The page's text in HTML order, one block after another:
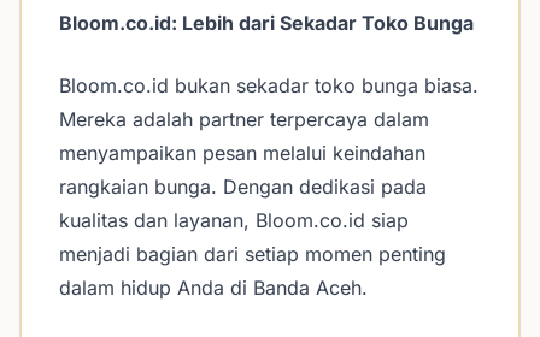
Bloom.co.id: Lebih dari Sekadar Toko Bunga
Bloom.co.id bukan sekadar toko bunga biasa.
Mereka adalah partner terpercaya dalam
menyampaikan pesan melalui keindahan
rangkaian bunga. Dengan dedikasi pada
kualitas dan layanan, Bloom.co.id siap
menjadi bagian dari setiap momen penting
dalam hidup Anda di Banda Aceh.